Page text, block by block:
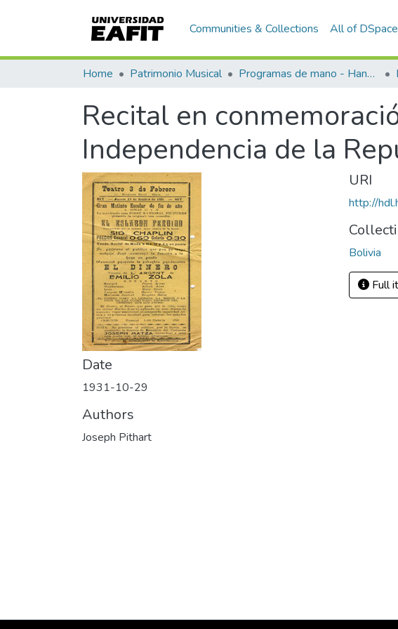
Communities & Collections All of DSpace
Home Patrimonio Musical Programas de mano - Hand programs
Recital en
Independencia de la
Date
1931-10-29
Authors
Joseph Pithart
URI
http://
Bolivia
Full